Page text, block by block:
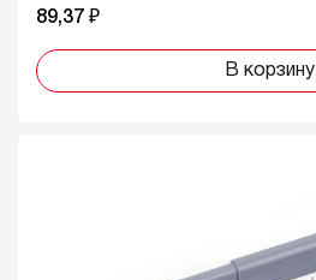
89,37 ₽
В корзину